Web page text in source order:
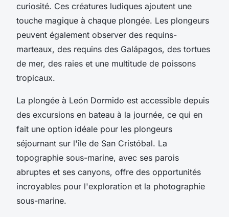
curiosité. Ces créatures ludiques ajoutent une
touche magique à chaque plongée. Les plongeurs
peuvent également observer des requins-
marteaux, des requins des Galápagos, des tortues
de mer, des raies et une multitude de poissons
tropicaux.
La plongée à León Dormido est accessible depuis
des excursions en bateau à la journée, ce qui en
fait une option idéale pour les plongeurs
séjournant sur l'île de San Cristóbal. La
topographie sous-marine, avec ses parois
abruptes et ses canyons, offre des opportunités
incroyables pour l'exploration et la photographie
sous-marine.